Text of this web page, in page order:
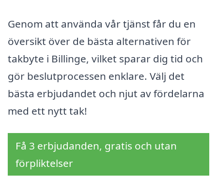
Genom att använda vår tjänst får du en
översikt över de bästa alternativen för
takbyte i Billinge, vilket sparar dig tid och
gör beslutprocessen enklare. Välj det
bästa erbjudandet och njut av fördelarna
med ett nytt tak!
Få 3 erbjudanden, gratis och utan
förpliktelser